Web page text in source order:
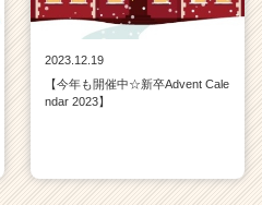
2023.12.19
【今年も開催中☆新卒Advent Cale
ndar 2023】